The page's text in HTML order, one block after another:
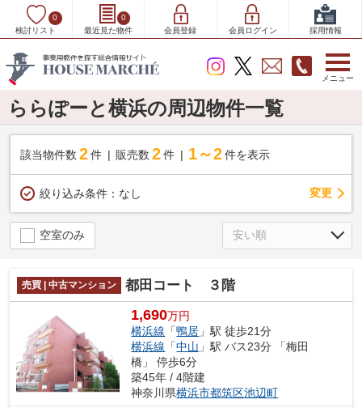
検討リスト
0
最近見た物件
0
会員登録
会員ログイン 採用情報
メニュー
ららぽーと横浜の周辺物件一覧
該当物件数 2件 販売数 2 件 1～2 件を表示
絞り込み条件： なし 変更
空室のみ
売買 | 中古マンション 都田コート ３階
1,690万円
横浜線 「鴨居 」駅 徒歩21分
横浜線 「中山 」駅 バス23分 「梅田
橋」 停歩6分
築45年 / 4階建
神奈川県横浜市都筑区池辺町